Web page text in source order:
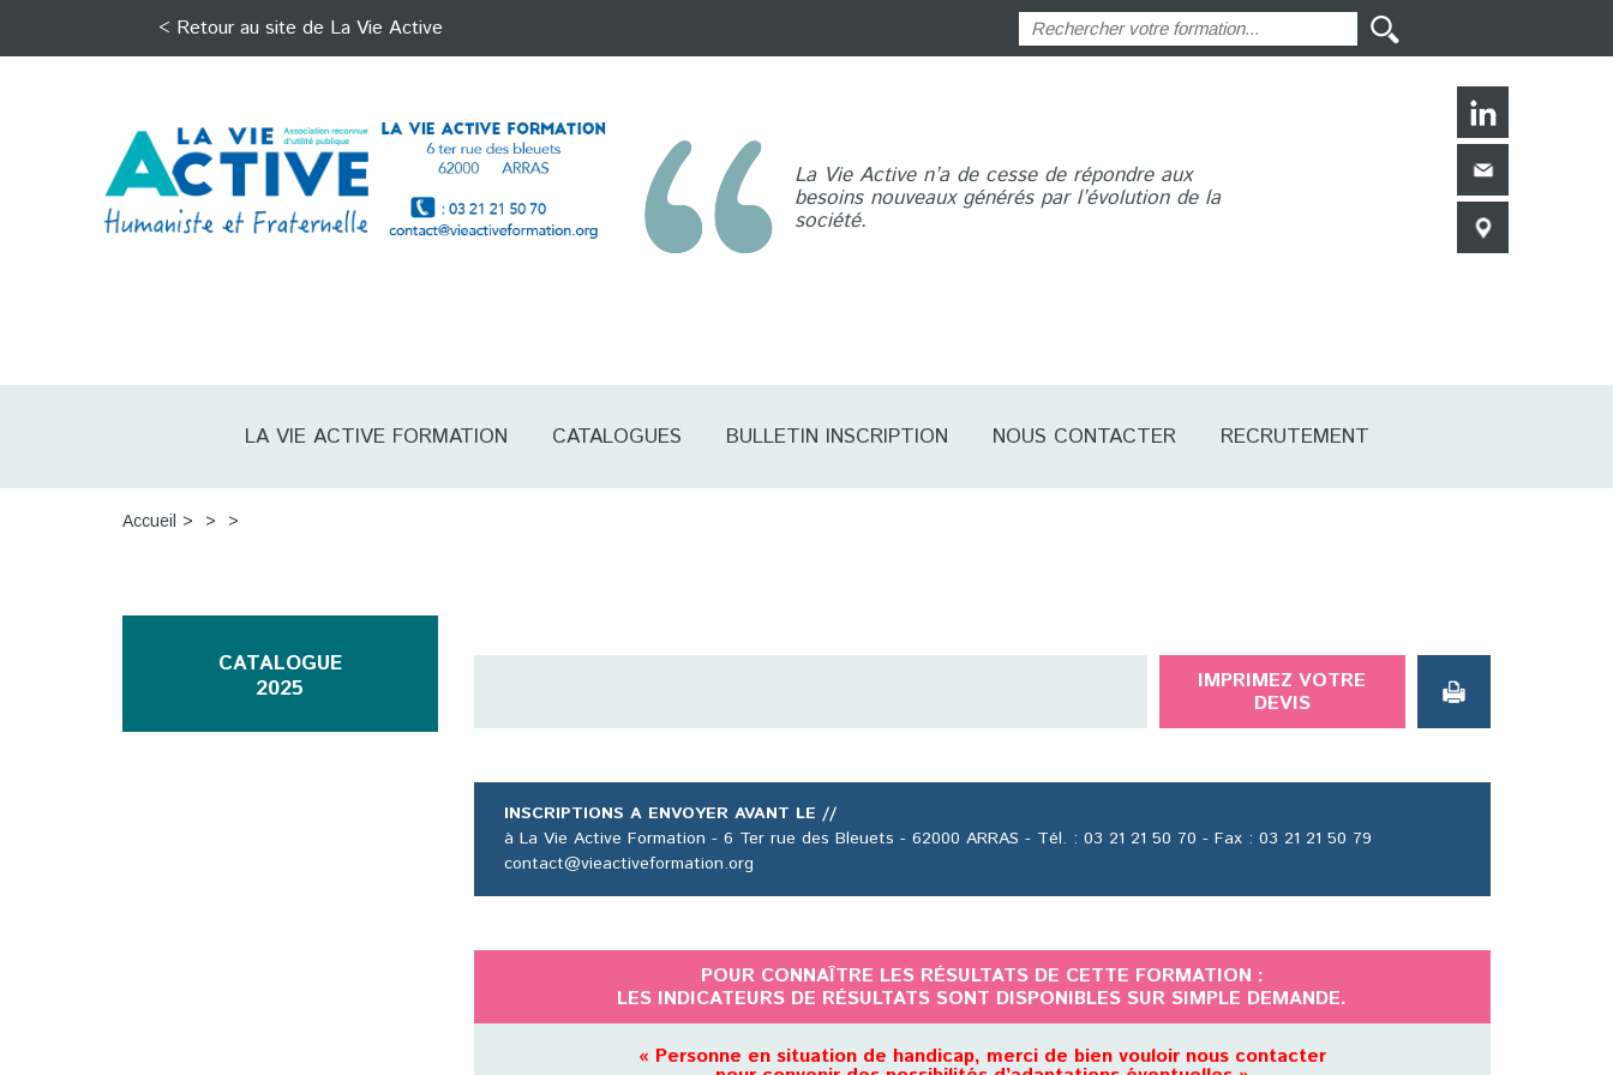
< Retour au site de La Vie Active
La Vie Active n’a de cesse de répondre aux
besoins nouveaux générés par l’évolution de la
société.
LA VIE ACTIVE FORMATION CATALOGUES BULLETIN INSCRIPTION NOUS CONTACTER RECRUTEMENT
Accueil
IMPRIMEZ VOTRE
DEVIS
INSCRIPTIONS A ENVOYER AVANT LE //
à La Vie Active Formation - 6 Ter rue des Bleuets - 62000 ARRAS - Tél. : 03 21 21 50 70 - Fax : 03 21 21 50 79
contact@vieactiveformation.org
POUR CONNAÎTRE LES RÉSULTATS DE CETTE FORMATION :
LES INDICATEURS DE RÉSULTATS SONT DISPONIBLES SUR SIMPLE DEMANDE.
« Personne en situation de handicap, merci de bien vouloir nous contacter
CATALOGUE
2025